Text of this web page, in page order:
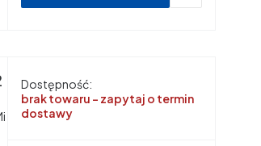
Dostępność:
brak towaru - zapytaj o termin
dostawy